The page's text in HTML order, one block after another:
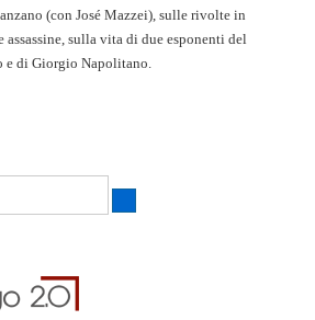
(con José Mazzei), sulle rivolte in
assassine, sulla vita di due esponenti del
di Giorgio Napolitano.